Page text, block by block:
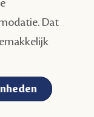
Dat